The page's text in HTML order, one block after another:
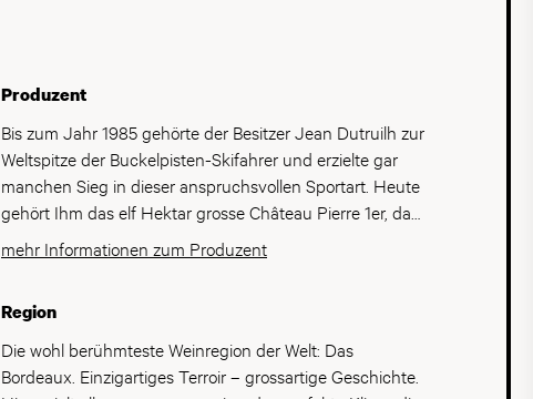
Produzent
Bis zum Jahr 1985 gehörte der Besitzer Jean Dutruilh zur
Weltspitze der Buckelpisten-Skifahrer und erzielte gar
manchen Sieg in dieser anspruchsvollen Sportart. Heute
gehört Ihm das elf Hektar grosse Château Pierre 1er, das
er von seinem Vater übernommen hat. Dieses befindet
sich nördlich und östlich der Gironde und Dordogne. Die
Wasserabzug gelegen; die typisch kiesigen Böden des
Bordeaux sorgen derweil für beste
Wachstumsbedingungen der verschiedenen Trauben.
mehr Informationen zum Produzent
Region
Die wohl berühmteste Weinregion der Welt: Das
Bordeaux. Einzigartiges Terroir – grossartige Geschichte.